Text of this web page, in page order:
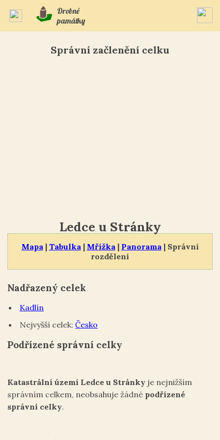
Drobné
památky
Správní začlenění celku
Mapa | Tabulka | Mřížka | Panorama | Správní
rozdělení
Ledce u Stránky
Nadřazený celek
Kadlín
Nejvyšší celek: Česko
Podřízené správní celky
Katastrální území Ledce u Stránky je nejnižším
správním celkem, neobsahuje žádné podřízené
správní celky.